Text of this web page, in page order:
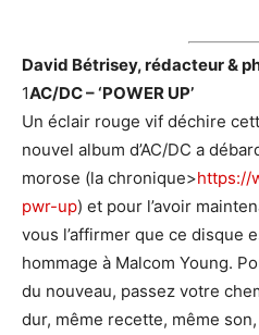
David Bétrisey, rédacteur &
1AC/DC – ‘POWER UP’
Un éclair rouge vif déchire
nouvel album d’AC/DC a
morose (la chronique>https://
pwr-up) et pour l’avoir
vous l’affirmer que ce disque
hommage à Malcom Young.
du nouveau, passez votre
dur, même recette, même